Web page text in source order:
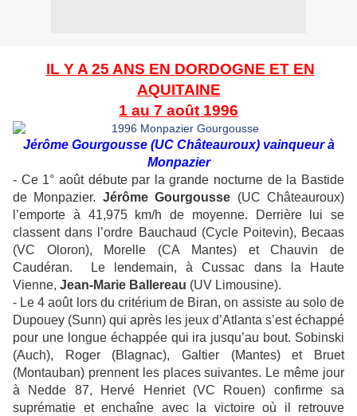
IL Y A 25 ANS EN DORDOGNE ET EN
AQUITAINE
1 au 7 août 1996
Jérôme Gourgousse (UC Châteauroux) vainqueur à
Monpazier
- Ce 1° août débute par la grande nocturne de la Bastide
de Monpazier. Jérôme Gourgousse (UC Châteauroux)
l’emporte à 41,975 km/h de moyenne. Derrière lui se
classent dans l’ordre Bauchaud (Cycle Poitevin), Becaas
(VC Oloron), Morelle (CA Mantes) et Chauvin de
Caudéran.
Le lendemain, à Cussac dans la Haute
Vienne, Jean-Marie Ballereau (UV Limousine).
- Le 4 août lors du critérium de Biran, on assiste au solo de
Dupouey (Sunn) qui après les jeux d’Atlanta s’est échappé
pour une longue échappée qui ira jusqu’au bout. Sobinski
(Auch), Roger (Blagnac), Galtier (Mantes) et Bruet
(Montauban) prennent les places suivantes. Le même jour
à Nedde 87, Hervé Henriet (VC Rouen) confirme sa
suprématie et enchaîne avec la victoire où il retrouve